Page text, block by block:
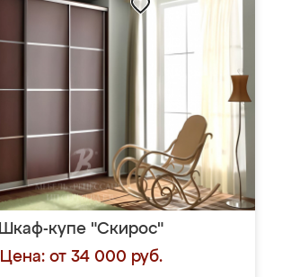
Шкаф-купе "Скирос"
Цена: от 34 000 руб.